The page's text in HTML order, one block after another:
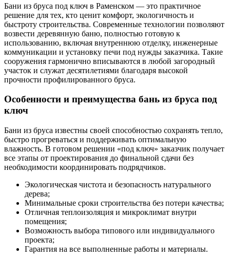
Бани из бруса под ключ в Раменском — это практичное
решение для тех, кто ценит комфорт, экологичность и
быстроту строительства. Современные технологии позволяют
возвести деревянную баню, полностью готовую к
использованию, включая внутреннюю отделку, инженерные
коммуникации и установку печи под нужды заказчика. Такие
сооружения гармонично вписываются в любой загородный
участок и служат десятилетиями благодаря высокой
прочности профилированного бруса.
Особенности и преимущества бань из бруса под
ключ
Бани из бруса известны своей способностью сохранять тепло,
быстро прогреваться и поддерживать оптимальную
влажность. В готовом решении «под ключ» заказчик получает
все этапы от проектирования до финальной сдачи без
необходимости координировать подрядчиков.
Экологическая чистота и безопасность натурального
дерева;
Минимальные сроки строительства без потери качества;
Отличная теплоизоляция и микроклимат внутри
помещения;
Возможность выбора типового или индивидуального
проекта;
Гарантия на все выполненные работы и материалы.